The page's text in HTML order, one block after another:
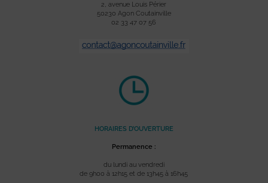
2, avenue Louis Périer
50230 Agon Coutainville
02 33 47 07 56
HORAIRES D’OUVERTURE
Permanence :
du lundi au vendredi
de 9h00 à 12h15 et de 13h45 à 16h45